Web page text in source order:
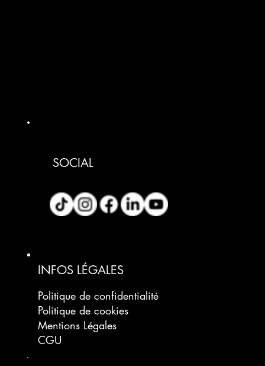
SOCIAL
INFOS LÉGALES
Politique de confidentialité
Politique de cookies
Mentions Légales
CGU